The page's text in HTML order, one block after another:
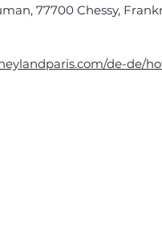
77700 Chessy,
de-de/